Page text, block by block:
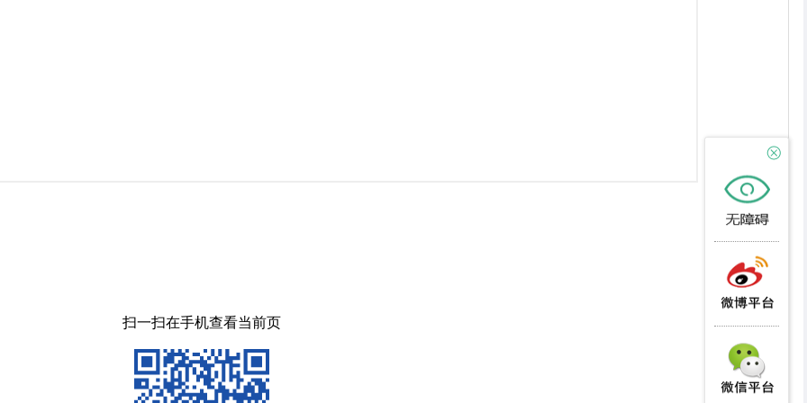
扫一扫在手机查看当前页